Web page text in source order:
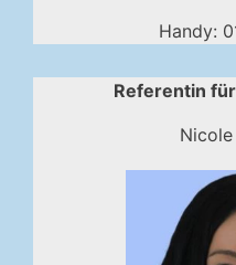
Handy:
Referentin